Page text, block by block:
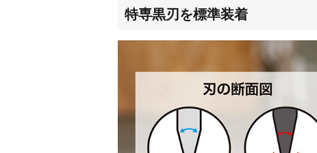
特専黒刃を標準装着